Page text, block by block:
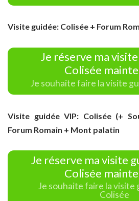
Visite guidée: Colisée + Forum
Je réserve ma
Colisée
Je souhaite faire la visite
Visite guidée VIP: Colisée (+
Forum Romain + Mont palatin
Je réserve ma visite
Colisée
Je souhaite faire la visite
Colisée